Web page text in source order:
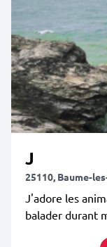
J
25110, Baume-
J'adore les
balader durant